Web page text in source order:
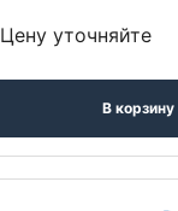
Цену уточняйте
В корзину